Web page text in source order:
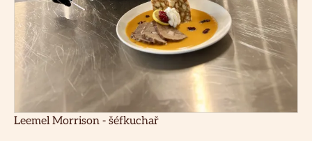
Leemel Morrison - šéfkuchař